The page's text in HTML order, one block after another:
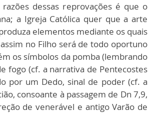
dessas reprovações é que o
a Igreja Católica quer que a arte
elementos mediante os quais
no Filho será de todo oportuno
os símbolos da pomba (lembrando
fogo (cf. a narrativa de Pentecostes
por um Dedo, sinal de poder (cf. a
consoante à passagem de Dn 7,9,
de venerável e antigo Varão de